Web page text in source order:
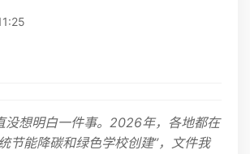
没想明白一件事。2026年，各地都在
节能降碳和绿色学校创建”，文件我